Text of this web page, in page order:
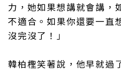
力，她如果想講就會講，
不適合。如果你還要一直
沒完沒了！」
韓柏檉笑著說，他早就過